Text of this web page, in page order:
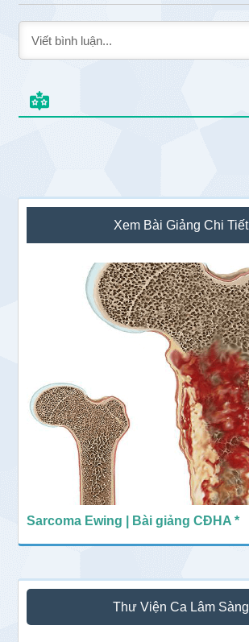
Sidebar
chính
Xem Bài Giảng Chi Tiết
Sarcoma Ewing | Bài giảng CĐHA *
Thư Viện Ca Lâm Sàng